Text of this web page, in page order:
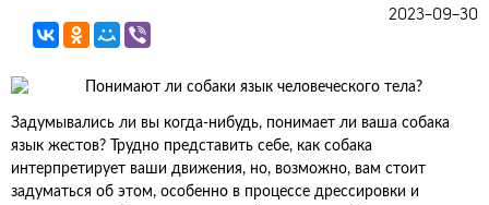
2023-09-30
Задумывались ли вы когда-нибудь, понимает ли ваша собака
язык жестов? Трудно представить себе, как собака
интерпретирует ваши движения, но, возможно, вам стоит
задуматься об этом, особенно в процессе дрессировки и